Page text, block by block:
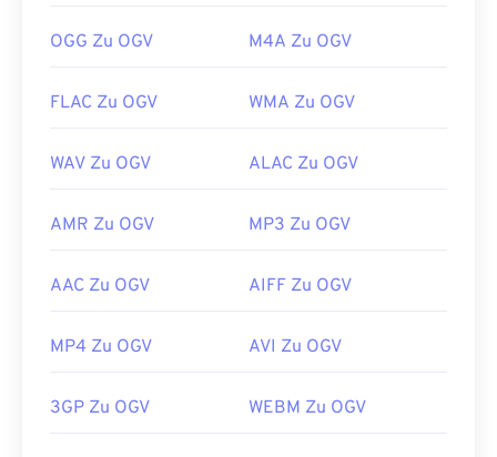
https://www.xiph.org/
OGG Zu OGV M4A Zu OGV
FLAC Zu OGV WMA Zu OGV
WAV Zu OGV ALAC Zu OGV
AMR Zu OGV MP3 Zu OGV
AAC Zu OGV AIFF Zu OGV
MP4 Zu OGV AVI Zu OGV
3GP Zu OGV WEBM Zu OGV